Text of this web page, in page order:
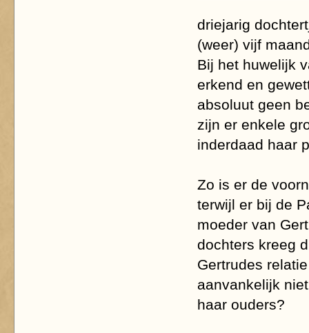
driejarig
(weer) vijf
Bij het huwelijk
erkend en
absoluut geen
zijn er enkele
inderdaad haar
Zo is er de
terwijl er bij de
moeder van
dochters kreeg
Gertrudes
aanvankelijk
haar ouders?